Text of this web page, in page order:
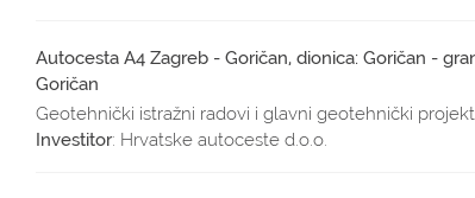
Autocesta A4 Zagreb - Goričan, dionica: Goričan -
Goričan
Geotehnički istražni radovi i glavni geotehnički
Investitor: Hrvatske autoceste d.o.o.